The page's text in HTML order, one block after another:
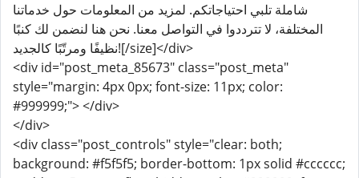
شاملة تلبي احتياجاتكم. لمزيد من المعلومات حول خدماتنا
المختلفة، لا تترددوا في التواصل معنا. نحن هنا لنضمن لك كنبًا
نظيفًا ومرتّبًا كالجديد![/size]</div>
<div id="post_meta_85673" class="post_meta"
style="margin: 4px 0px; font-size: 11px; color:
#999999;"> </div>
</div>
<div class="post_controls" style="clear: both;
background: #f5f5f5; border-bottom: 1px solid #cccccc;